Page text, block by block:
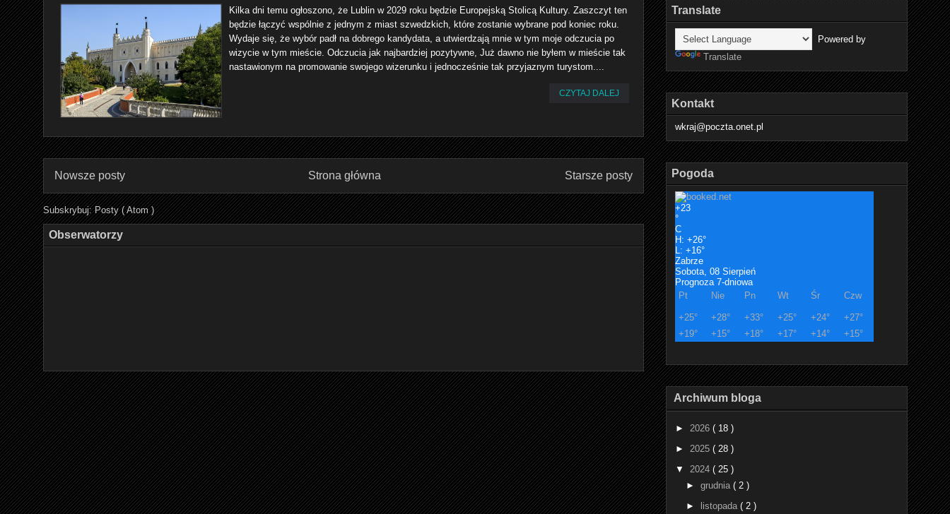
Kilka dni temu ogłoszono, że Lublin w 2029 roku będzie Europejską Stolicą Kultury. Zaszczyt ten
będzie łączyć wspólnie z jednym z miast szwedzkich, które zostanie wybrane pod koniec roku.
Wydaje się, że wybór padł na dobrego kandydata, a utwierdzają mnie w tym moje odczucia po
wizycie w tym mieście. Odczucia jak najbardziej pozytywne, Już dawno nie byłem w mieście tak
nastawionym na promowanie swojego wizerunku i jednocześnie tak przyjaznym turystom....
CZYTAJ DALEJ
Nowsze posty Starsze posty
Strona główna
Subskrybuj:Posty ( Atom )
Obserwatorzy
Translate
Powered by
Translate
Kontakt
wkraj@poczta.onet.pl
Pogoda
+23
°
C
H: +26°
L: +16°
Zabrze
Sobota, 08 Sierpień
Prognoza 7-dniowa
Pt
Nie Pn Wt Śr Czw
+25° +28° +33° +25° +24° +27°
+19° +15° +18° +17° +14° +15°
Archiwum bloga
► 2026 ( 18 )
► 2025 ( 28 )
▼ 2024 ( 25 )
►grudnia( 2 )
►
listopada( 2 )